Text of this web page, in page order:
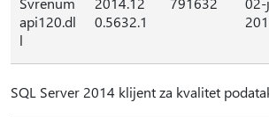
api120.dl
l
0.5632.1
SQL Server 2014 klijent za kvalitet